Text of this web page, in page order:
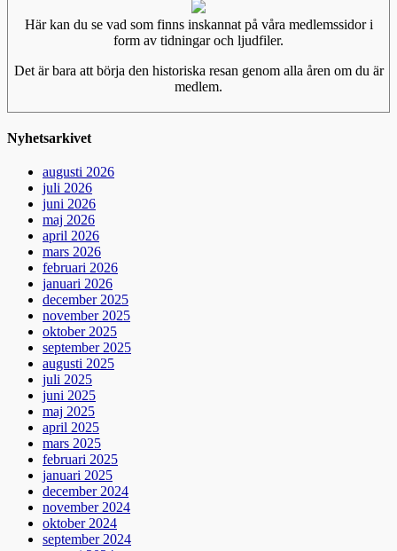
Här kan du se vad som finns inskannat på våra medlemssidor i
form av tidningar och ljudfiler.
Det är bara att börja den historiska resan genom alla åren om du är
medlem.
Nyhetsarkivet
augusti 2026
juli 2026
juni 2026
maj 2026
april 2026
mars 2026
februari 2026
januari 2026
december 2025
november 2025
oktober 2025
september 2025
augusti 2025
juli 2025
juni 2025
maj 2025
april 2025
mars 2025
februari 2025
januari 2025
december 2024
november 2024
oktober 2024
september 2024